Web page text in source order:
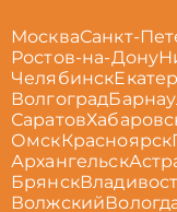
МоскваСанкт-
Ростов-на-Дону
Челябинск
Волгоград
Саратов
ОмскКрасноярск
Архангельск
Брянск
Волжский